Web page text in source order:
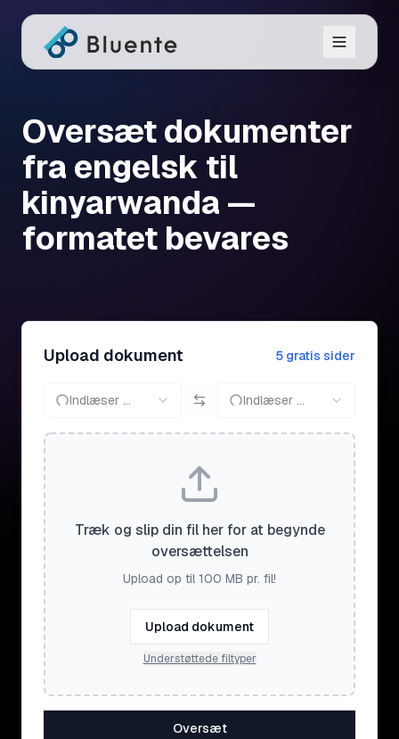
Oversæt dokumenter
fra engelsk til
kinyarwanda —
formatet bevares
Upload dokument 5 gratis sider
Indlæser ... Indlæser ...
Træk og slip din fil her for at begynde
oversættelsen
Upload op til 100 MB pr. fil!
Upload dokument
Understøttede filtyper
Oversæt